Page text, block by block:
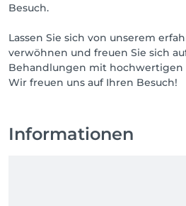
Besuch.
Lassen Sie sich von unserem
verwöhnen und freuen Sie sich
Behandlungen mit hochwertigen
Wir freuen uns auf Ihren Besuch!
Informationen